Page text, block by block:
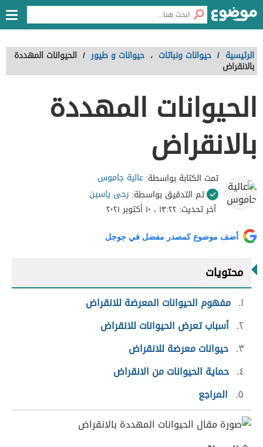
الرئيسية / حيوانات ونباتات ، حيوانات و طيور / الحيوانات المهددة
بالانقراض
الحيوانات المهددة
بالانقراض
تمت الكتابة بواسطة:عالية جاموس
تم التدقيق بواسطة: رحى ياسين
آخر تحديث:١٣:٢٢ ، ١٠ أكتوبر ٢٠٢١
أضف موضوع كمصدر مفضل في جوجل
محتويات
١ مفهوم الحيوانات المعرضة للانقراض
٢ أسباب تعرض الحيوانات للانقراض
٣ حيوانات معرضة للانقراض
٤ حماية الحيوانات من الانقراض
٥
المراجع